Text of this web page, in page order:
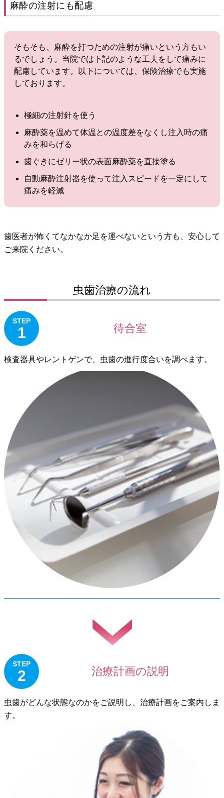
麻酔の注射にも配慮
そもそも、麻酔を打つための注射が痛いという方もい
るでしょう。当院では下記のような工夫をして痛みに
配慮しています。以下については、保険治療でも実施
しております。
極細の注射針を使う
麻酔薬を温めて体温との温度差をなくし注入時の痛
みを和らげる
歯ぐきにゼリー状の表面麻酔薬を直接塗る
自動麻酔注射器を使って注入スピードを一定にして
痛みを軽減
歯医者が怖くてなかなか足を運べないという方も、安心して
ご来院ください。
虫歯治療の流れ
STEP
1 待合室
検査器具やレントゲンで、虫歯の進行度合いを調べます。
STEP
2 治療計画の説明
虫歯がどんな状態なのかをご説明し、治療計画をご案内しま
す。